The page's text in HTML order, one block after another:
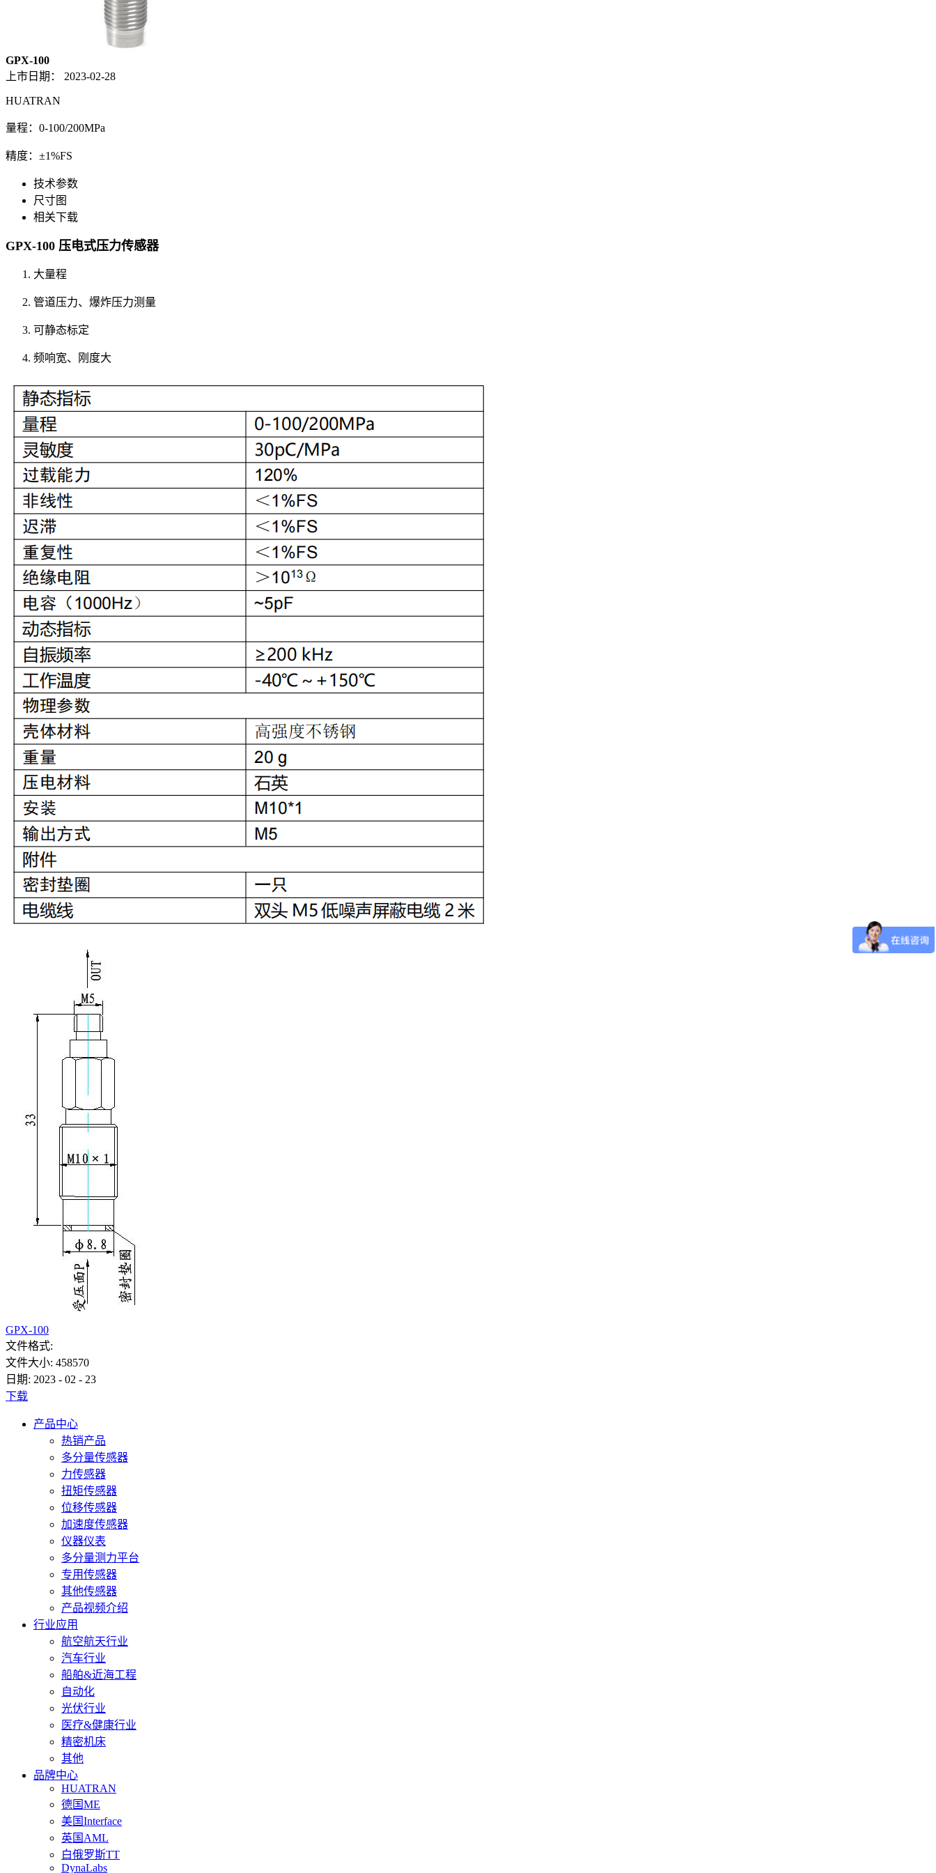
GPX-100
上市日期： 2023-02-28
HUATRAN
量程：0-100/200MPa
精度：±1%FS
技术参数
尺寸图
相关下载
GPX-100 压电式压力传感器
大量程
管道压力、爆炸压力测量
可静态标定
频响宽、刚度大
GPX-100
文件格式:
文件大小: 458570
日期: 2023 - 02 - 23
下载
产品中心
热销产品
多分量传感器
力传感器
扭矩传感器
位移传感器
加速度传感器
仪器仪表
多分量测力平台
专用传感器
其他传感器
产品视频介绍
行业应用
航空航天行业
汽车行业
船舶&近海工程
自动化
光伏行业
医疗&健康行业
精密机床
其他
品牌中心
HUATRAN
德国ME
美国Interface
英国AML
白俄罗斯TT
DynaLabs